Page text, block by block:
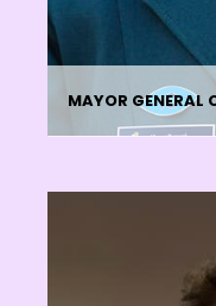
MAYOR GENERAL